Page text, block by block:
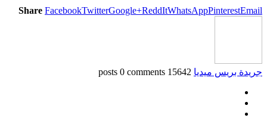
Share FacebookTwitterGoogle+ReddItWhatsAppPinterestEmail
جريدة بريس ميديا 15642 posts
0 comments